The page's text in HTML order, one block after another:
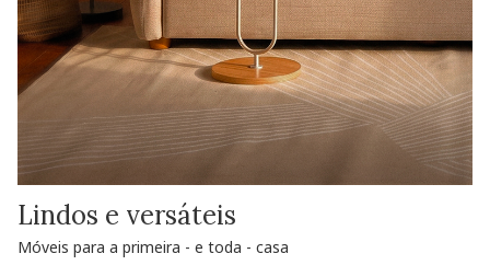
Lindos e versáteis
Móveis para a primeira - e toda - casa